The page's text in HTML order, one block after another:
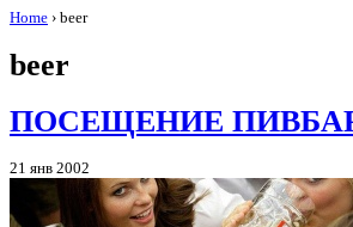
Home › beer
beer
ПОСЕЩЕНИЕ
21 янв 2002